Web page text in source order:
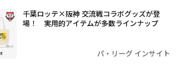
千葉ロッテ×阪神 交流戦コラボグッズが登
場！ 実用的アイテムが多数ラインナップ
パ・リーグ インサイト